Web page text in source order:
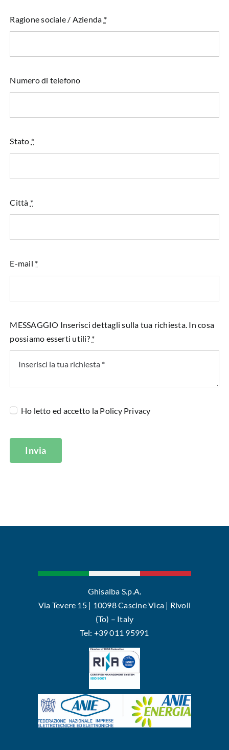
Ragione sociale / Azienda *
Numero di telefono
Stato *
Città *
E-mail *
MESSAGGIO Inserisci dettagli sulla tua richiesta. In cosa
possiamo esserti utili? *
Ho letto ed accetto la Policy Privacy
Invia
Ghisalba S.p.A.
Via Tevere 15 | 10098 Cascine Vica | Rivoli
(To) – Italy
Tel: +39 011 95991